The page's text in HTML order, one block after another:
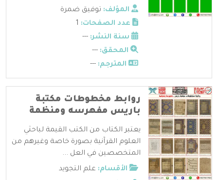
المؤلف: توفيق ضمرة
عدد الصفحات:
سنة النشر: ---
المحقق: ---
المترجم: ---
روابط مخطوطات مكتبة
باريس مفهرسه ومنظمة
يعتبر الكتاب من الكتب القيمة لباحثي
العلوم القرآنية بصورة خاصة وغيرهم من
المتخصصين في العل ...
الأقسام: علم التجويد